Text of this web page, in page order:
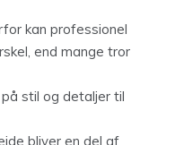
kan professionel
end mange tror
stil og detaljer til
bliver en del af